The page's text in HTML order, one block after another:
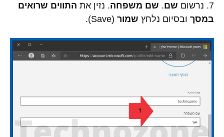
7. נרשום שם. שם משפחה. נזין את התווים שרואים
במסך ובסיום נלחץ שמור (Save).